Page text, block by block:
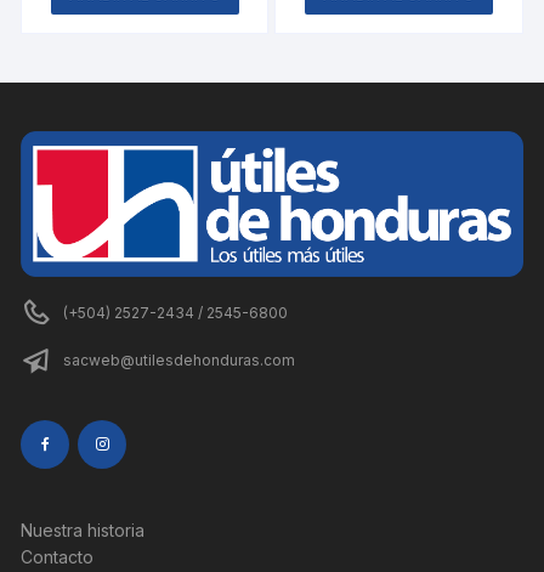
(+504) 2527-2434 / 2545-6800
sacweb@utilesdehonduras.com
Nuestra historia
Contacto